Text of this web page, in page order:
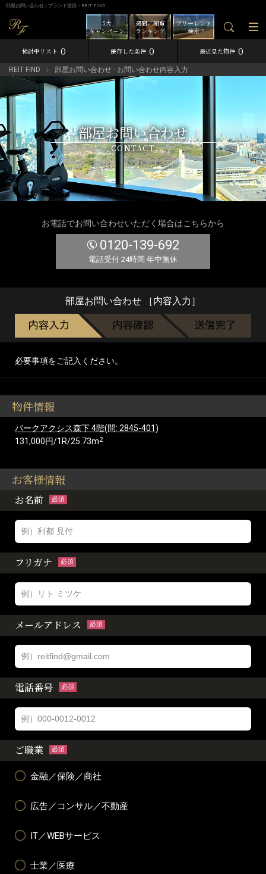
部屋お問い合わせ | ブランド賃貸－REIT FIND
フリーレント
検索
週間／閲覧
ランキング
5大
キャンペーン
検討中リスト 0 保存した条件 0 最近見た物件 0
REIT FIND 部屋お問い合わせ - お問い合わせ内容入力
部屋お問い合わせ
CONTACT
お電話でお問い合わせいただく場合はこちらから
0120-139-692
電話受付 24時間 年中無休
部屋お問い合わせ ［内容入力］
必要事項をご記入ください。
物件情報
パークアクシス森下 4階(問: 2845-401)
131,000円/1R/25.73m2
お客様情報
お名前 必須
フリガナ 必須
メールアドレス 必須
電話番号 必須
ご職業 必須
金融／保険／商社
広告／コンサル／不動産
IT／WEBサービス
士業／医療